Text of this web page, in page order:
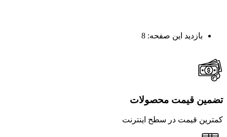
بازدید این صفحه: 8
تضمین قیمت محصولات
کمترین قیمت در سطح اینترنت